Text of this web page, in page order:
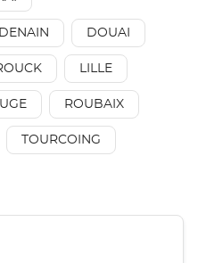
DENAIN DOUAI
LILLE
ROUBAIX
TOURCOING